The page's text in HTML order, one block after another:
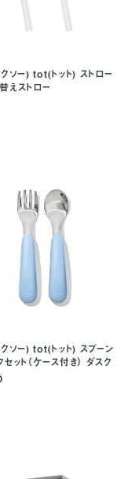
ソー) tot(トット) ストロー
えストロー
ソー) tot(トット) スプーン
セット（ケース付き） ダスク